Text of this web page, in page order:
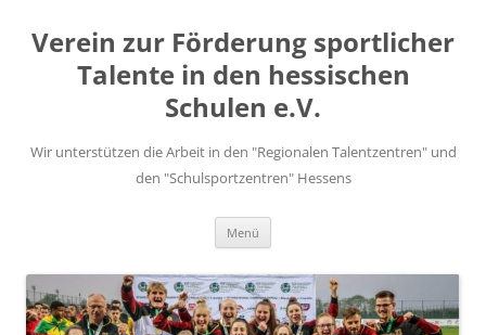
springen
Verein zur Förderung sportlicher
Talente in den hessischen
Schulen e.V.
Wir unterstützen die Arbeit in den "Regionalen Talentzentren" und
den "Schulsportzentren" Hessens
Menü